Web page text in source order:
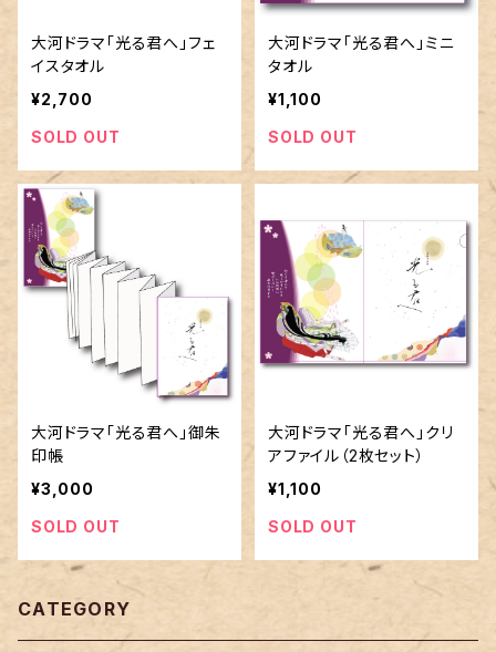
大河ドラマ「光る君へ」フェ
イスタオル
¥2,700
SOLD OUT
大河ドラマ「光る君へ」ミニ
タオル
¥1,100
SOLD OUT
大河ドラマ「光る君へ」御朱
印帳
¥3,000
SOLD OUT
大河ドラマ「光る君へ」クリ
アファイル（2枚セット）
¥1,100
SOLD OUT
CATEGORY